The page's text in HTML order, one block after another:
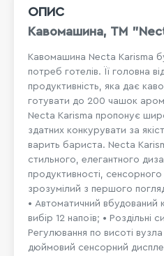
ОПИС
Кавомашина, TM
Кавомашина Necta Karisma
потреб готелів. Її головна
продуктивність, яка дає
готувати до 200 чашок
Necta Karisma пропонує
здатних конкурувати за
варить бариста. Necta
стильного, елегантного
продуктивності,
зрозумілий з першого
• Автоматичний вбудований
вибір 12 напоїв; • Роздільні
Регулювання по висоті вузла
дюймовий сенсорний